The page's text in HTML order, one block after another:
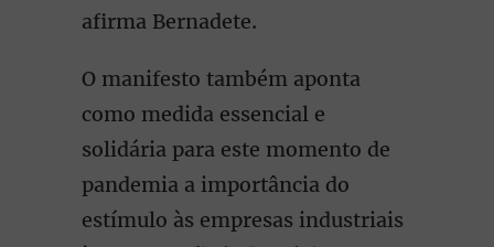
afirma Bernadete.
O manifesto também aponta
como medida essencial e
solidária para este momento de
pandemia a importância do
estímulo às empresas industriais